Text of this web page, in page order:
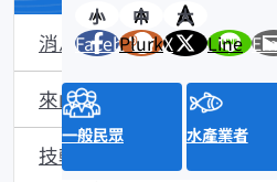
小 中
大
Facebook
PlurkX Line
一般民眾 水產業者
消息公布
來函照登
技轉公告